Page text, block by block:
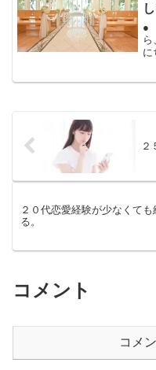
●
に
２
２０代恋愛経験が少なくても
る。
コメント
コメ